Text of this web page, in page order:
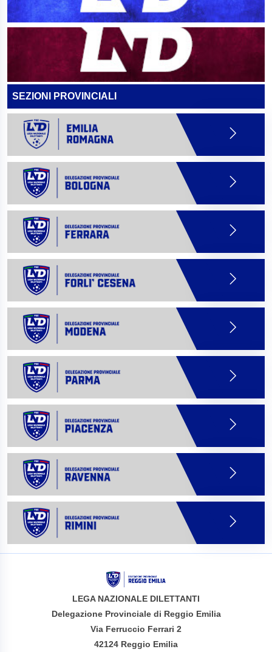
SEZIONI PROVINCIALI
LEGA NAZIONALE DILETTANTI
Delegazione Provinciale di Reggio Emilia
Via Ferruccio Ferrari 2
42124 Reggio Emilia